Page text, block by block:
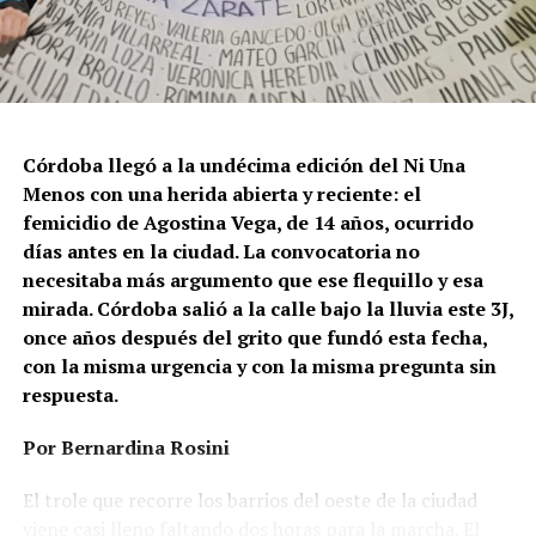
Ganar la vida: La historia de (no)
Córdoba llegó a la undécima edición del Ni Una
Menos con una herida abierta y reciente: el
femicidio de Agostina Vega, de 14 años, ocurrido
días antes en la ciudad. La convocatoria no
necesitaba más argumento que ese flequillo y esa
mirada. Córdoba salió a la calle bajo la lluvia este 3J,
once años después del grito que fundó esta fecha,
con la misma urgencia y con la misma pregunta sin
respuesta.
Por Bernardina Rosini
El trole que recorre los barrios del oeste de la ciudad